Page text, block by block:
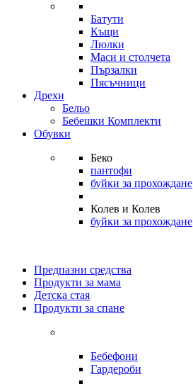
Батути
Къщи
Люлки
Маси и столчета
Пързалки
Пясъчници
Дрехи
Бельо
Бебешки Комплекти
Обувки
Беко
пантофи
буйки за прохождане
Колев и Колев
буйки за прохождане
Предпазни средства
Продукти за мама
Детска стая
Продукти за спане
Бебефони
Гардероби